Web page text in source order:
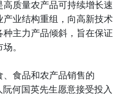
质量农产品可持续增长速
业结构重组，向高新技术
主力产品倾斜，旨在保证
。
食品和农产品销售的
何国英先生愿意接受投入